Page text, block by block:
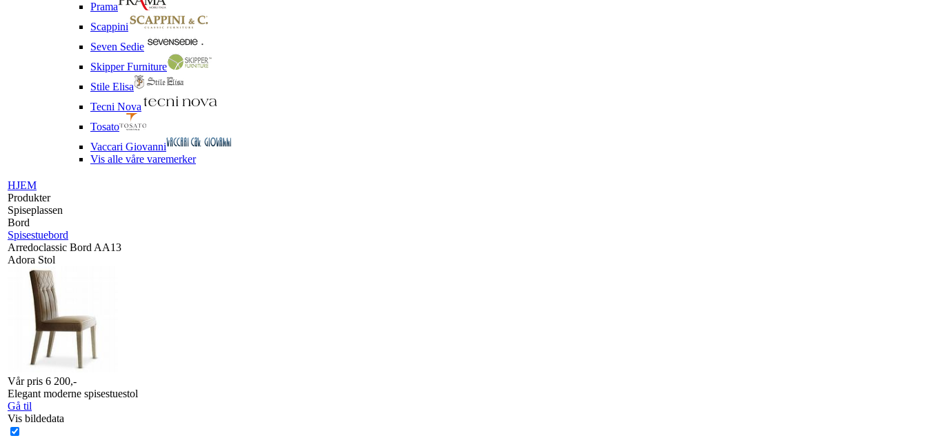
Prama
Scappini
Seven Sedie
Skipper Furniture
Stile Elisa
Tecni Nova
Tosato
Vaccari Giovanni
Vis alle våre varemerker
HJEM
Produkter
Spiseplassen
Bord
Spisestuebord
Arredoclassic Bord AA13
Adora Stol
Vår pris 6 200,-
Elegant moderne spisestuestol
Gå til
Vis bildedata